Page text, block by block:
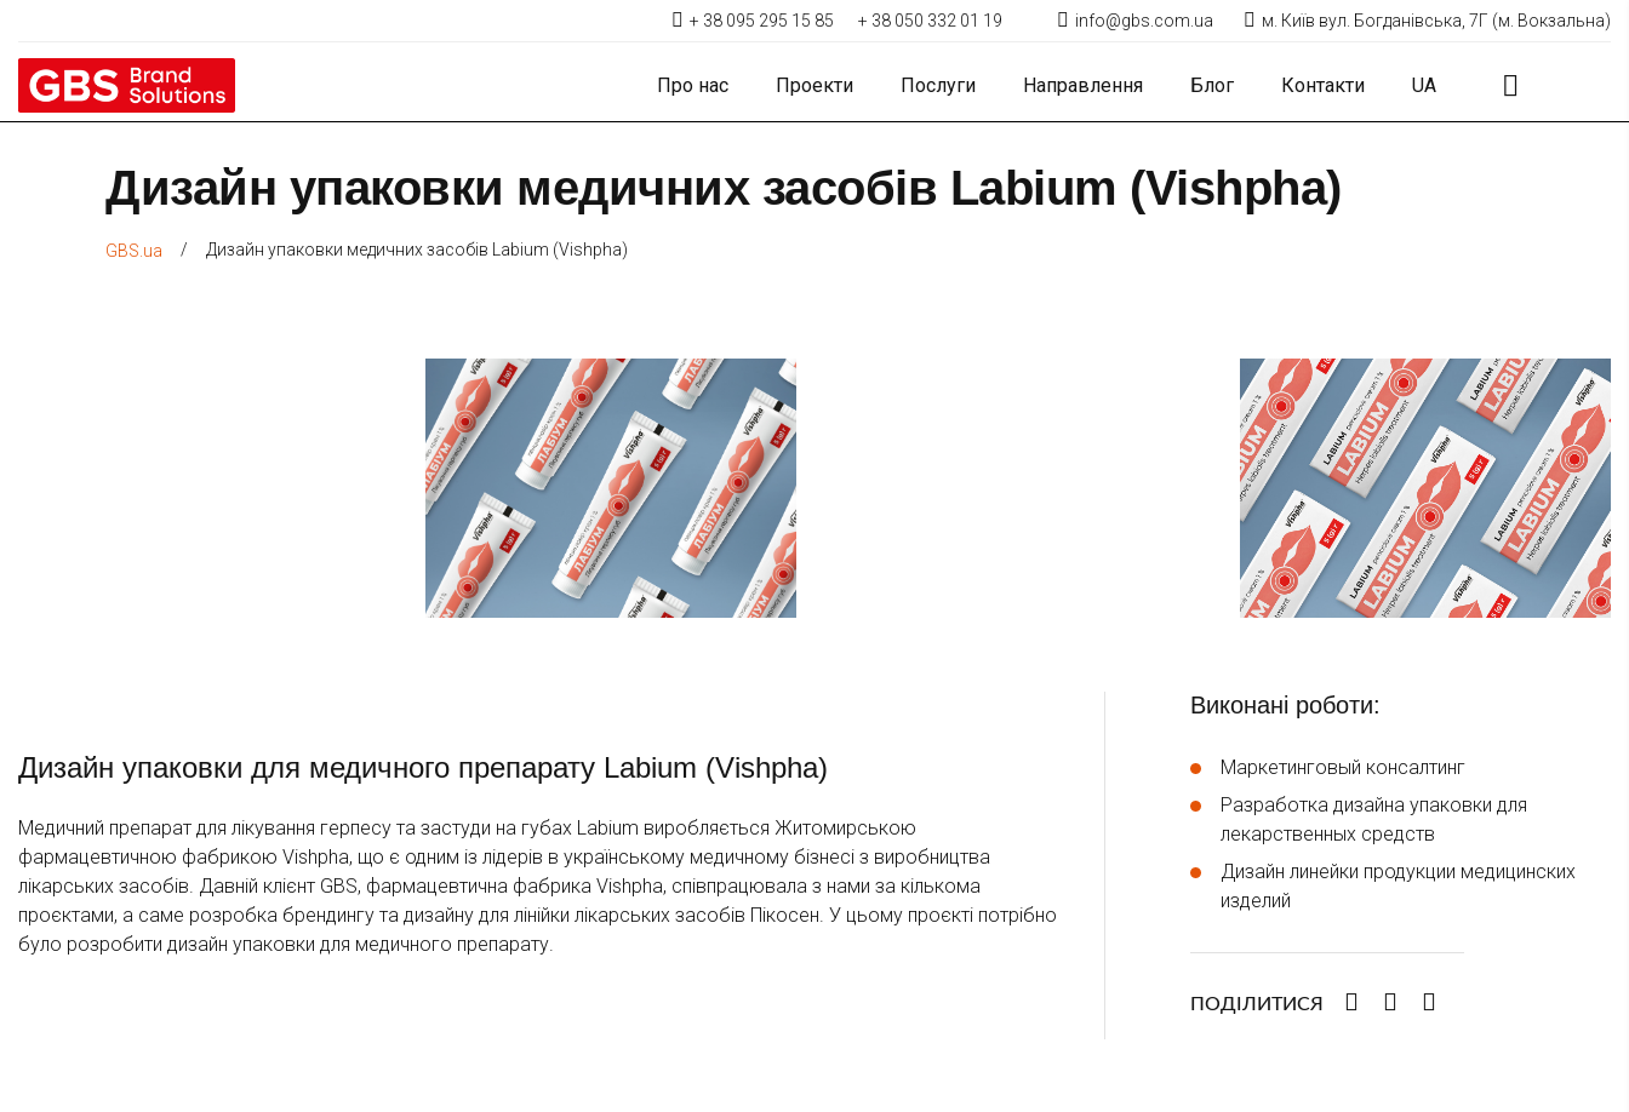
+ 38 095 295 15 85 + 38 050 332 01 19 info@gbs.com.ua м. Київ вул. Богданівська, 7Г (м. Вокзальна)
Про нас Проекти Послуги Направлення Блог Контакти UA
Дизайн упаковки медичних засобів Labium (Vishpha)
GBS.ua / Дизайн упаковки медичних засобів Labium (Vishpha)
Дизайн упаковки для медичного препарату Labium (Vishpha)
Медичний препарат для лікування герпесу та застуди на губах Labium виробляється Житомирською
фармацевтичною фабрикою Vishpha, що є одним із лідерів в українському медичному бізнесі з виробництва
лікарських засобів. Давній клієнт GBS, фармацевтична фабрика Vishpha, співпрацювала з нами за кількома
проєктами, а саме розробка брендингу та дизайну для лінійки лікарських засобів Пікосен. У цьому проєкті потрібно
було розробити дизайн упаковки для медичного препарату.
Виконані роботи:
Маркетинговый консалтинг
Разработка дизайна упаковки для
лекарственных средств
Дизайн линейки продукции медицинских
изделий
ПОДІЛИТИСЯ